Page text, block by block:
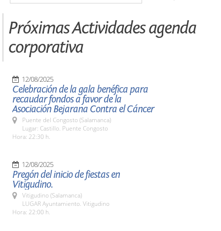
Próximas Actividades agenda
corporativa
12/08/2025
Celebración de la gala benéfica para
recaudar fondos a favor de la
Asociación Bejarana Contra el Cáncer
Puente del Congosto (Salamanca)
Lugar: Castillo. Puente Congosto
Hora: 22:30 h.
12/08/2025
Pregón del inicio de fiestas en
Vitigudino.
Vitigudino (Salamanca)
LUGAR Ayuntamiento. Vitigudino
Hora: 22:00 h.